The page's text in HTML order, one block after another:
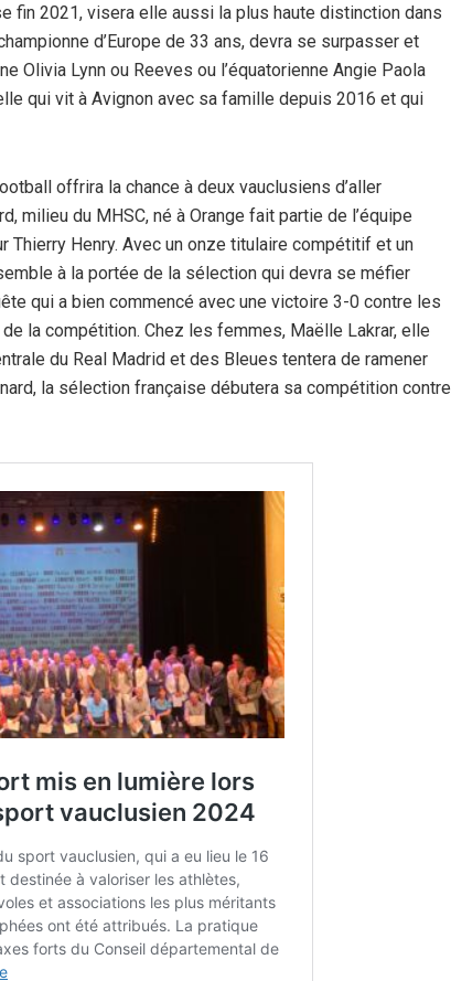
fin 2021, visera elle aussi la plus haute distinction dans
d’Europe de 33 ans, devra se surpasser et
Olivia Lynn ou Reeves ou l’équatorienne Angie Paola
qui vit à Avignon avec sa famille depuis 2016 et qui
offrira la chance à deux vauclusiens d’aller
milieu du MHSC, né à Orange fait partie de l’équipe
Henry. Avec un onze titulaire compétitif et un
à la portée de la sélection qui devra se méfier
qui a bien commencé avec une victoire 3-0 contre les
la compétition. Chez les femmes, Maëlle Lakrar, elle
du Real Madrid et des Bleues tentera de ramener
la sélection française débutera sa compétition contre